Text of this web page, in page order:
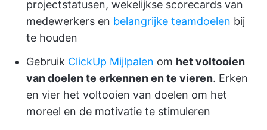
projectstatusen, wekelijkse scorecards van
medewerkers en belangrijke teamdoelen bij
te houden
Gebruik ClickUp Mijlpalen om het voltooien
van doelen te erkennen en te vieren. Erken
en vier het voltooien van doelen om het
moreel en de motivatie te stimuleren